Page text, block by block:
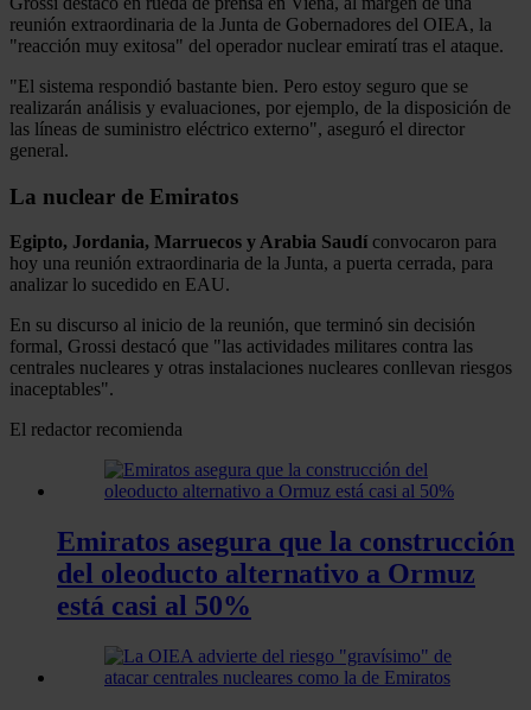
reunión extraordinaria de la Junta de Gobernadores del OIEA, la
"reacción muy exitosa" del operador nuclear emiratí tras el ataque.
"El sistema respondió bastante bien. Pero estoy seguro que se
realizarán análisis y evaluaciones, por ejemplo, de la disposición de
las líneas de suministro eléctrico externo", aseguró el director
general.
La nuclear de Emiratos
Egipto, Jordania, Marruecos y Arabia Saudí convocaron para
hoy una reunión extraordinaria de la Junta, a puerta cerrada, para
analizar lo sucedido en EAU.
En su discurso al inicio de la reunión, que terminó sin decisión
formal, Grossi destacó que "las actividades militares contra las
centrales nucleares y otras instalaciones nucleares conllevan riesgos
inaceptables".
El redactor recomienda
Emiratos asegura que la construcción
del oleoducto alternativo a Ormuz
está casi al 50%